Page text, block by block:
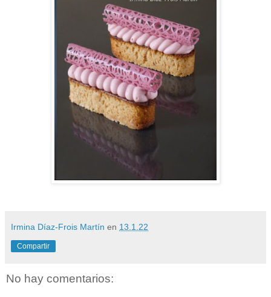
Irmina Díaz-Frois Martín en 13.1.22
Compartir
No hay comentarios: